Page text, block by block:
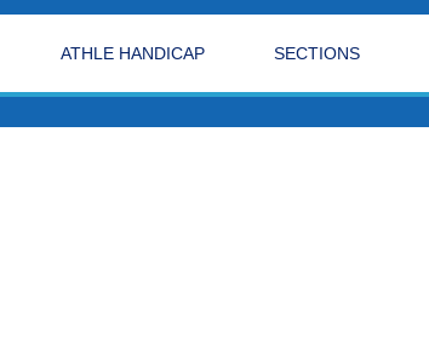
ATHLE HANDICAP SECTIONS